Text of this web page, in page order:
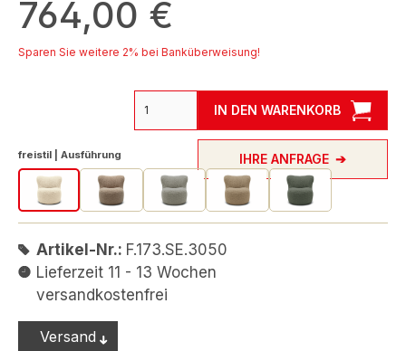
764,00 €
Sparen Sie weitere 2% bei Banküberweisung!
IN DEN WARENKORB
IHRE ANFRAGE
freistil | Ausführung
freistil 173 Sessel Schäfchen Edition 3050
freistil 173 Sessel Schäfchen Edition 3051
freistil 173 Sessel Schäfchen Edition 3052
freistil 173 Sessel Schäfchen
freistil 173 Sessel
Artikel-Nr.: F.173.SE.3050
Lieferzeit 11 - 13 Wochen
versandkostenfrei
Versand